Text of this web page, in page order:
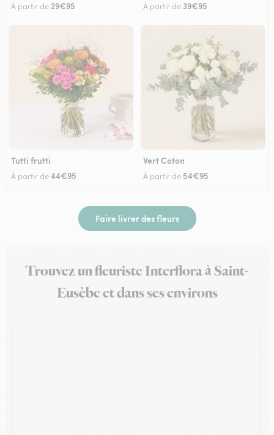
À partir de 29€95 À partir de 39€95
Tutti frutti
À partir de44€95
Vert Coton
À partir de 54€95
Faire livrer des fleurs
Trouvez un fleuriste Interflora à Saint-
Eusèbe et dans ses environs